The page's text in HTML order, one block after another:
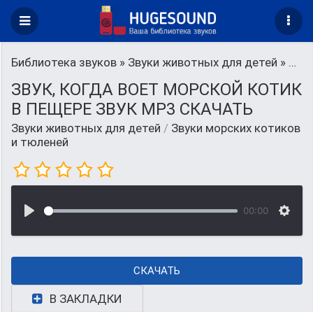
Библиотека звуков » Звуки животных для детей » Звуки морских котиков и тюленей
ЗВУК, КОГДА ВОЕТ МОРСКОЙ КОТИК
В ПЕЩЕРЕ ЗВУК MP3 СКАЧАТЬ
Звуки животных для детей / Звуки морских котиков
и тюленей
00:00
СКАЧАТЬ
В ЗАКЛАДКИ